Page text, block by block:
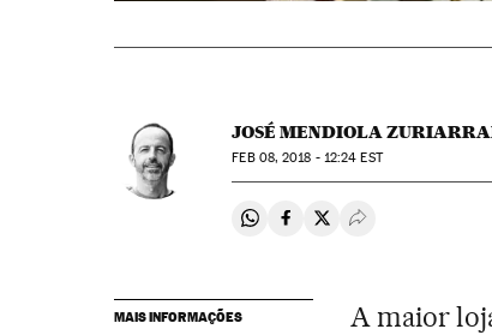
JOSÉ MENDIOLA
FEB08, 2018 - 12:24 EST
Compartir en Whatsapp
Compartir en Facebook
Compartir en Twitter
Desplegar
MAIS INFORMAÇÕES A maior